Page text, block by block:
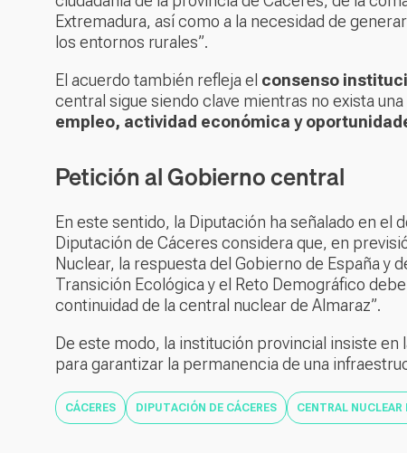
Extremadura, así como a la necesidad de
los entornos rurales”.
El acuerdo también refleja el consenso
central sigue siendo clave mientras no exista
empleo, actividad económica y
Petición al Gobierno central
En este sentido, la Diputación ha señalado en
Diputación de Cáceres considera que, en
Nuclear, la respuesta del Gobierno de España
Transición Ecológica y el Reto Demográfico
continuidad de la central nuclear de Almaraz”.
De este modo, la institución provincial insiste en
para garantizar la permanencia de una
CÁCERES DIPUTACIÓN DE CÁCERES CENTRAL NUCLEAR